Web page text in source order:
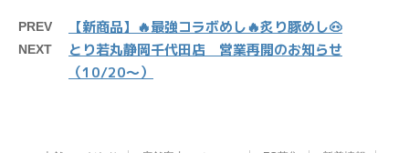
PREV 【新商品】🔥最強コラボめし🔥炙り豚めし🐽
NEXT
とり若丸静岡千代田店 営業再開のお知らせ
（10/20〜）